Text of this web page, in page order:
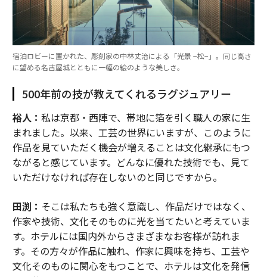
宿泊ロビーに置かれた、彫刻家の中林丈治による「光景 −松−」。同じ高さ
に望める名古屋城とともに一幅の絵のような美しさ。
500年前の技が教えてくれるラグジュアリー
裕人： 私は京都・西陣で、帯地に箔を引く職人の家に生
まれました。以来、工芸の世界にいますが、このように
作品を見ていただく機会が増えることは文化継承にもつ
ながると感じています。どんなに優れた技術でも、見て
いただけなければ存在しないのと同じですから。
田渕： そこは私たちも強く意識し、作品だけではなく、
作家や技術、文化そのものに光を当てたいと考えていま
す。ホテルには国内外からさまざまなお客様が訪れま
す。その方々が作品に触れ、作家に興味を持ち、工芸や
文化そのものに関心をもつことで、ホテルは文化を発信